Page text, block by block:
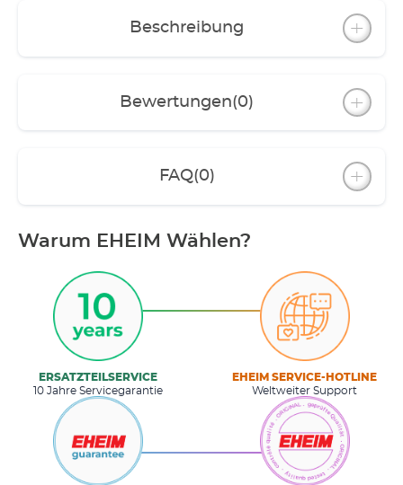
Beschreibung
Bewertungen(0)
FAQ(0)
Warum EHEIM Wählen?
ERSATZTEILSERVICE
10 Jahre Servicegarantie
EHEIM SERVICE-HOTLINE
Weltweiter Support